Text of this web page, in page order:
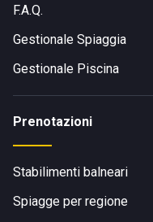
F.A.Q.
Gestionale Spiaggia
Gestionale Piscina
Prenotazioni
Stabilimenti balneari
Spiagge per regione